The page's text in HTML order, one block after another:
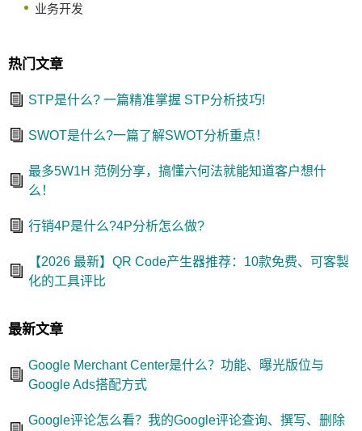
业务开发
热门文章
STP是什么? 一篇精准掌握 STP分析技巧!
SWOT是什么?一篇了解SWOT分析重点！
最多5W1H 范例分享，搞懂六何法就能知道客户想什
么！
行销4P是什么?4P分析怎么做?
【2026 最新】QR Code产生器推荐：10款免费、可客製
化的工具评比
最新文章
Google Merchant Center是什么？功能、曝光版位与
Google Ads搭配方式
Google评论怎么看？我的Google评论查询、撰写、删除